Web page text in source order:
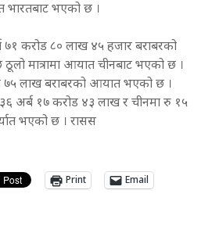
भएको छ ।
७१ करोड ८० लाख ४५ हजार बराबरको
मात्रामा आयात चीनबाट भएको छ ।
७५ लाख बराबरको आयात भएको छ ।
अर्ब १७ करोड ४३ लाख र चीनमा रु १५
भएको छ । रासस
Print Email